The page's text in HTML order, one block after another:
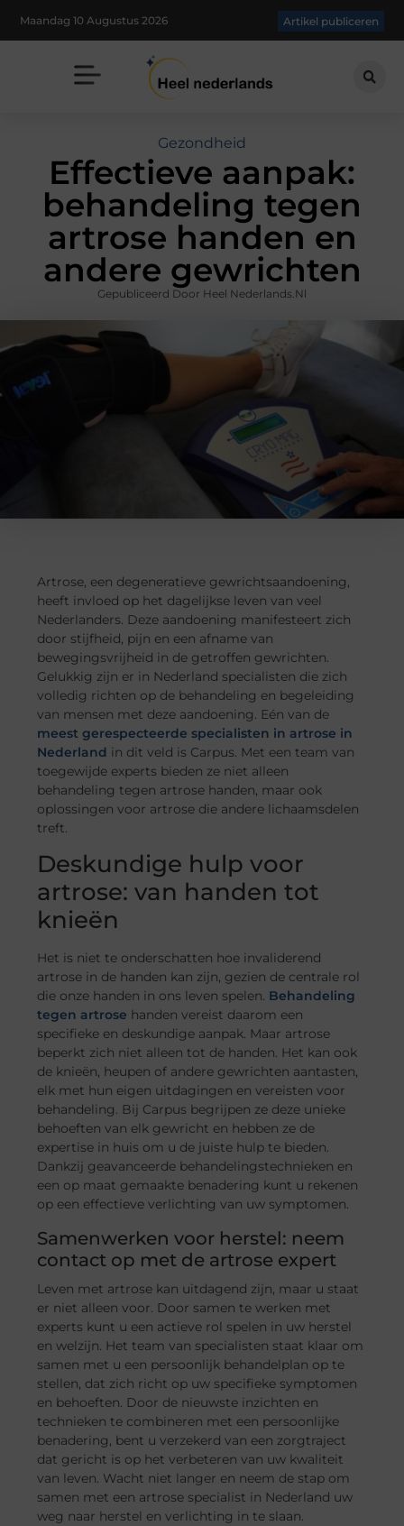
Maandag 10 Augustus 2026 Artikel publiceren
Gezondheid
Effectieve aanpak:
behandeling tegen
artrose handen en
andere gewrichten
Gepubliceerd Door Heel Nederlands.nl
Artrose, een degeneratieve gewrichtsaandoening,
heeft invloed op het dagelijkse leven van veel
Nederlanders. Deze aandoening manifesteert zich
door stijfheid, pijn en een afname van
bewegingsvrijheid in de getroffen gewrichten.
Gelukkig zijn er in Nederland specialisten die zich
volledig richten op de behandeling en begeleiding
van mensen met deze aandoening. Eén van de
meest gerespecteerde specialisten in artrose in
Nederland in dit veld is Carpus. Met een team van
toegewijde experts bieden ze niet alleen
behandeling tegen artrose handen, maar ook
oplossingen voor artrose die andere lichaamsdelen
treft.
Deskundige hulp voor
artrose: van handen tot
knieën
Het is niet te onderschatten hoe invaliderend
artrose in de handen kan zijn, gezien de centrale rol
die onze handen in ons leven spelen. Behandeling
tegen artrose handen vereist daarom een
specifieke en deskundige aanpak. Maar artrose
beperkt zich niet alleen tot de handen. Het kan ook
de knieën, heupen of andere gewrichten aantasten,
elk met hun eigen uitdagingen en vereisten voor
behandeling. Bij Carpus begrijpen ze deze unieke
behoeften van elk gewricht en hebben ze de
expertise in huis om u de juiste hulp te bieden.
Dankzij geavanceerde behandelingstechnieken en
een op maat gemaakte benadering kunt u rekenen
op een effectieve verlichting van uw symptomen.
Samenwerken voor herstel: neem
contact op met de artrose expert
Leven met artrose kan uitdagend zijn, maar u staat
er niet alleen voor. Door samen te werken met
experts kunt u een actieve rol spelen in uw herstel
en welzijn. Het team van specialisten staat klaar om
samen met u een persoonlijk behandelplan op te
stellen, dat zich richt op uw specifieke symptomen
en behoeften. Door de nieuwste inzichten en
technieken te combineren met een persoonlijke
benadering, bent u verzekerd van een zorgtraject
dat gericht is op het verbeteren van uw kwaliteit
van leven. Wacht niet langer en neem de stap om
samen met een artrose specialist in Nederland uw
weg naar herstel en verlichting in te slaan.